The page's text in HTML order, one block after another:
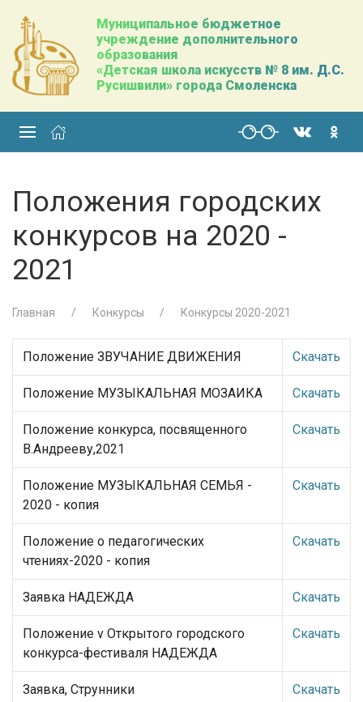
Муниципальное бюджетное
учреждение дополнительного
образования
«Детская школа искусств № 8 им. Д.С.
Русишвили» города Смоленска
Положения городских
конкурсов на 2020 -
2021
Главная Конкурсы Конкурсы 2020-2021
Положение ЗВУЧАНИЕ ДВИЖЕНИЯ Скачать
Положение МУЗЫКАЛЬНАЯ МОЗАИКА Скачать
Положение конкурса, посвященного
В.Андрееву,2021
Скачать
Положение МУЗЫКАЛЬНАЯ СЕМЬЯ -
2020 - копия
Скачать
Положение о педагогических
чтениях-2020 - копия
Скачать
Заявка НАДЕЖДА Скачать
Положение v Открытого городского
конкурса-фестиваля НАДЕЖДА
Скачать
Заявка, Cтрунники Скачать